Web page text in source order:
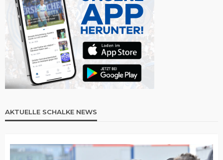
AKTUELLE SCHALKE NEWS